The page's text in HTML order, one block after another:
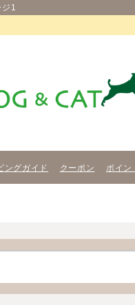
ジ1
ングガイド クーポン ポイン